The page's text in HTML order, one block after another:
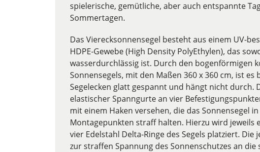
spielerische, gemütliche, aber auch entspannte
Sommertagen.
Das Vierecksonnensegel besteht aus einem UV-
HDPE-Gewebe (High Density PolyEthylen), das
wasserdurchlässig ist. Durch den bogenförmigen
Sonnensegels, mit den Maßen 360 x 360 cm, ist
Segelecken glatt gespannt und hängt nicht durch.
elastischer Spanngurte an vier
mit einem Haken versehen, die das Sonnensegel
Montagepunkten straff halten. Hierzu wird jeweils
vier Edelstahl Delta-Ringe des Segels platziert. Die
zur straffen Spannung des Sonnenschutzes an die